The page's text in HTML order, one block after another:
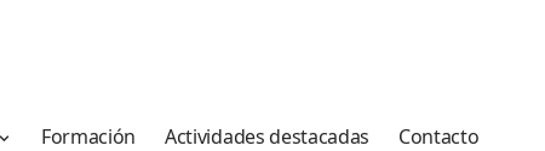
Formación Actividades destacadas Contacto